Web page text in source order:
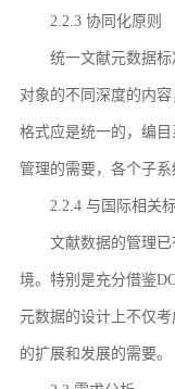
2.2.3 协同化原则
统一文献元数据
对象的不同深度的内
格式应是统一的，编
管理的需要，各个子
2.2.4 与国际相关
文献数据的管理
境。特别是充分借鉴
元数据的设计上不仅
的扩展和发展的需要。